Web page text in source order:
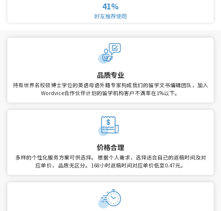
41%
好友推荐使用
品质专业
持有世界名校硕博士学位的英语母语外籍专家构成我们的留学文书编辑团队，加入
Wordvice合作伙伴计划的留学机构客户不满率在1%以下。
价格合理
多样的个性化服务方案可供选择。 根据个人需求，选择适合自己的返稿时间及对
应单价， 品质无区分。168小时返稿时间对应单价低至0.47元。